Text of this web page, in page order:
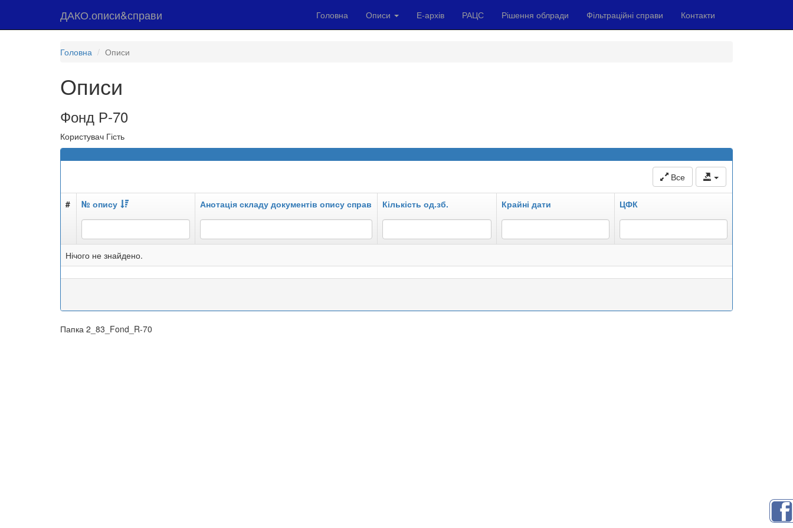
ДАКО.описи&справи Головна Описи Е-архів РАЦС Рішення облради Фільтраційні справи Контакти
Головна Описи
Описи
Фонд Р-70
Користувач Гість
Все
# № опису Анотація складу документів опису справ Кількість од.зб. Крайні дати ЦФК
Нічого не знайдено.
Папка 2_83_Fond_R-70